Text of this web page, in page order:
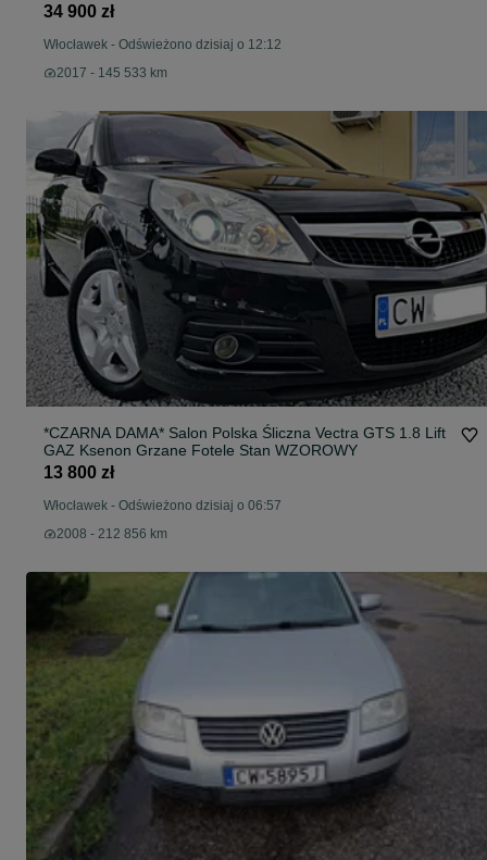
34 900 zł
Włocławek - Odświeżono dzisiaj o 12:12
2017 - 145 533 km
*CZARNA DAMA* Salon Polska Śliczna Vectra GTS 1.8 Lift
GAZ Ksenon Grzane Fotele Stan WZOROWY
13 800 zł
Włocławek - Odświeżono dzisiaj o 06:57
2008 - 212 856 km